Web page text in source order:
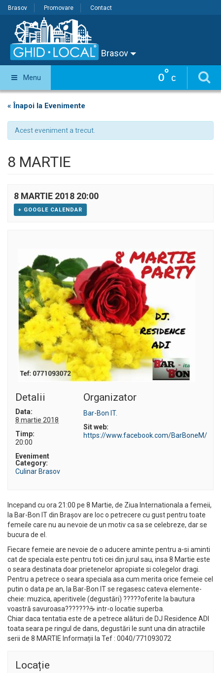
Brasov Promovare Contact
Brasov
0° C
Menu
« Înapoi la Evenimente
Acest eveniment a trecut.
8 MARTIE
8 MARTIE 2018 20:00
+ GOOGLE CALENDAR
Detalii
Data:
8 martie 2018
Timp:
20:00
Eveniment
Category:
Culinar Brasov
Organizator
Bar-Bon IT.
Sit web:
https://www.facebook.com/BarBoneM/
Incepand cu ora 21:00 pe 8 Martie, de Ziua Internationala a femeii,
la Bar-Bon IT din Brașov are loc o petrecere cu gust pentru toate
femeile care nu au nevoie de un motiv ca sa se celebreze, dar se
bucura de el.
Fiecare femeie are nevoie de o aducere aminte pentru a-si aminti
cat de speciala este pentru toti cei din jurul sau, insa 8 Martie este
o seara destinata doar prietenelor apropiate si colegelor dragi.
Pentru a petrece o seara speciala asa cum merita orice femeie cel
putin o data pe an, la Bar-Bon IT se regasesc cateva elemente-
cheie: muzica, aperitivele (degustări) ?????oferite la bautura
voastră savuroasa???????☕ intr-o locatie superba.
Chiar daca tentatia este de a petrece alături de DJ Residence ADI
toata seara pe ringul de dans, degustări le sunt una din atractiile
serii de 8 MARTIE Informații la Tef : 0040/771093072
Locație